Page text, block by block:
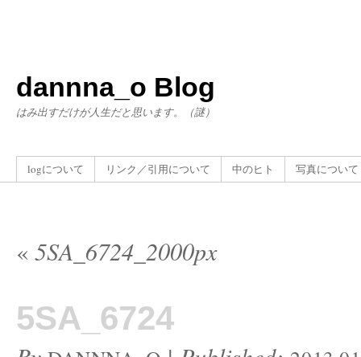
dannna_o Blog
はみ出すだけが人生だと思います。（謎）
logについて リンク／引用について 中のヒト 写真について
« 5SA_6724_2000px
5SA_6724